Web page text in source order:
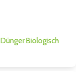
DüngerBiologisch